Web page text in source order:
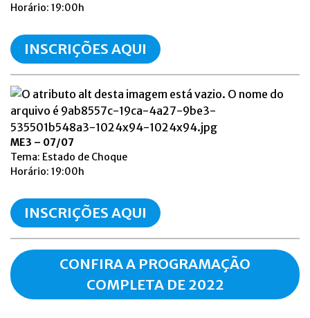
Horário: 19:00h
INSCRIÇÕES AQUI
ME3 – 07/07
Tema: Estado de Choque
Horário: 19:00h
INSCRIÇÕES AQUI
CONFIRA A PROGRAMAÇÃO
COMPLETA DE 2022